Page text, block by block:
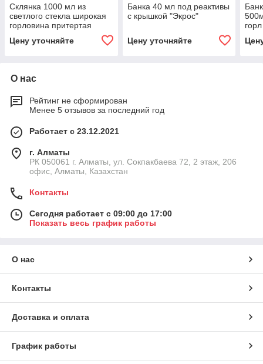
Склянка 1000 мл из
светлого стекла широкая
горловина притертая
Цену уточняйте
Банка 40 мл под реактивы
с крышкой "Экрос"
Цену уточняйте
О нас
Рейтинг не сформирован
Менее 5 отзывов за последний год
Работает с 23.12.2021
г. Алматы
РК 050061 г. Алматы, ул. Сокпакбаева 72, 2 этаж, 206
офис, Алматы, Казахстан
Контакты
Сегодня работает с 09:00 до 17:00
Показать весь график работы
О нас
Контакты
Доставка и оплата
График работы